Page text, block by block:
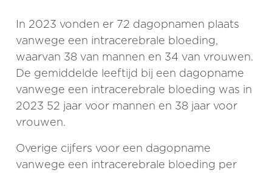
In 2023 vonden er 72 dagopnamen plaats
vanwege een intracerebrale bloeding,
waarvan 38 van mannen en 34 van vrouwen.
De gemiddelde leeftijd bij een dagopname
vanwege een intracerebrale bloeding was in
2023 52 jaar voor mannen en 38 jaar voor
vrouwen.
Overige cijfers voor een dagopname
vanwege een intracerebrale bloeding per